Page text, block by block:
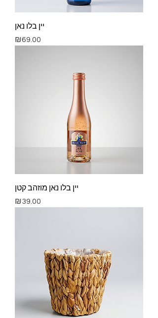
יין בלו נאן
Price
₪69.00
יין בלו נאן מוזהב קטן
Price
₪39.00